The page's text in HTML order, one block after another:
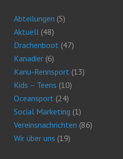
Abteilungen (5)
Aktuell (48)
Drachenboot (47)
Kanadier(6)
Kanu-Rennsport (13)
Kids – Teens (10)
Oceansport (24)
Social Marketing (1)
Vereinsnachrichten (86)
Wir über uns (19)